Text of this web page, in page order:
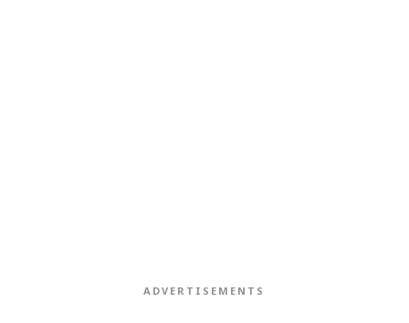
ADVERTISEMENTS